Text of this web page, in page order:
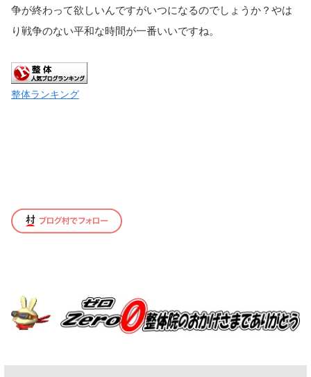
争が終わって欲しいんですがいつになるのでしょうか？やは
り戦争のない平和な時間が一番いいですね。
整体ランキング